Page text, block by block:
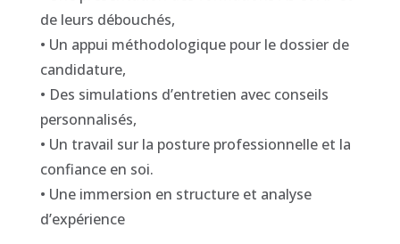
de leurs débouchés,
• Un appui méthodologique pour le dossier de
candidature,
• Des simulations d’entretien avec conseils
personnalisés,
• Un travail sur la posture professionnelle et la
confiance en soi.
• Une immersion en structure et analyse
d’expérience